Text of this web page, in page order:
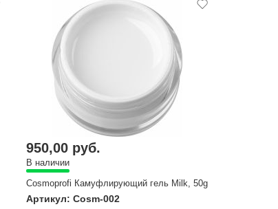
950,00 руб.
В наличии
Cosmoprofi Камуфлирующий гель Milk, 50g
Артикул: Cosm-002